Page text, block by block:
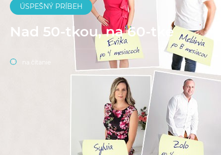
ÚSPEŠNÝ PRÍBEH
Nad 50-tkou, na 60-tke
na čítanie